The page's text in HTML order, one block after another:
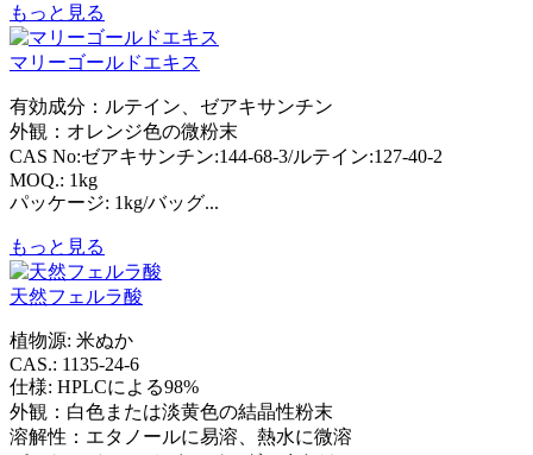
もっと見る
マリーゴールドエキス
有効成分：ルテイン、ゼアキサンチン
外観：オレンジ色の微粉末
CAS No:ゼアキサンチン:144-68-3/ルテイン:127-40-2
MOQ.: 1kg
パッケージ: 1kg/バッグ...
もっと見る
天然フェルラ酸
植物源: 米ぬか
CAS.: 1135-24-6
仕様: HPLCによる98%
外観：白色または淡黄色の結晶性粉末
溶解性：エタノールに易溶、熱水に微溶